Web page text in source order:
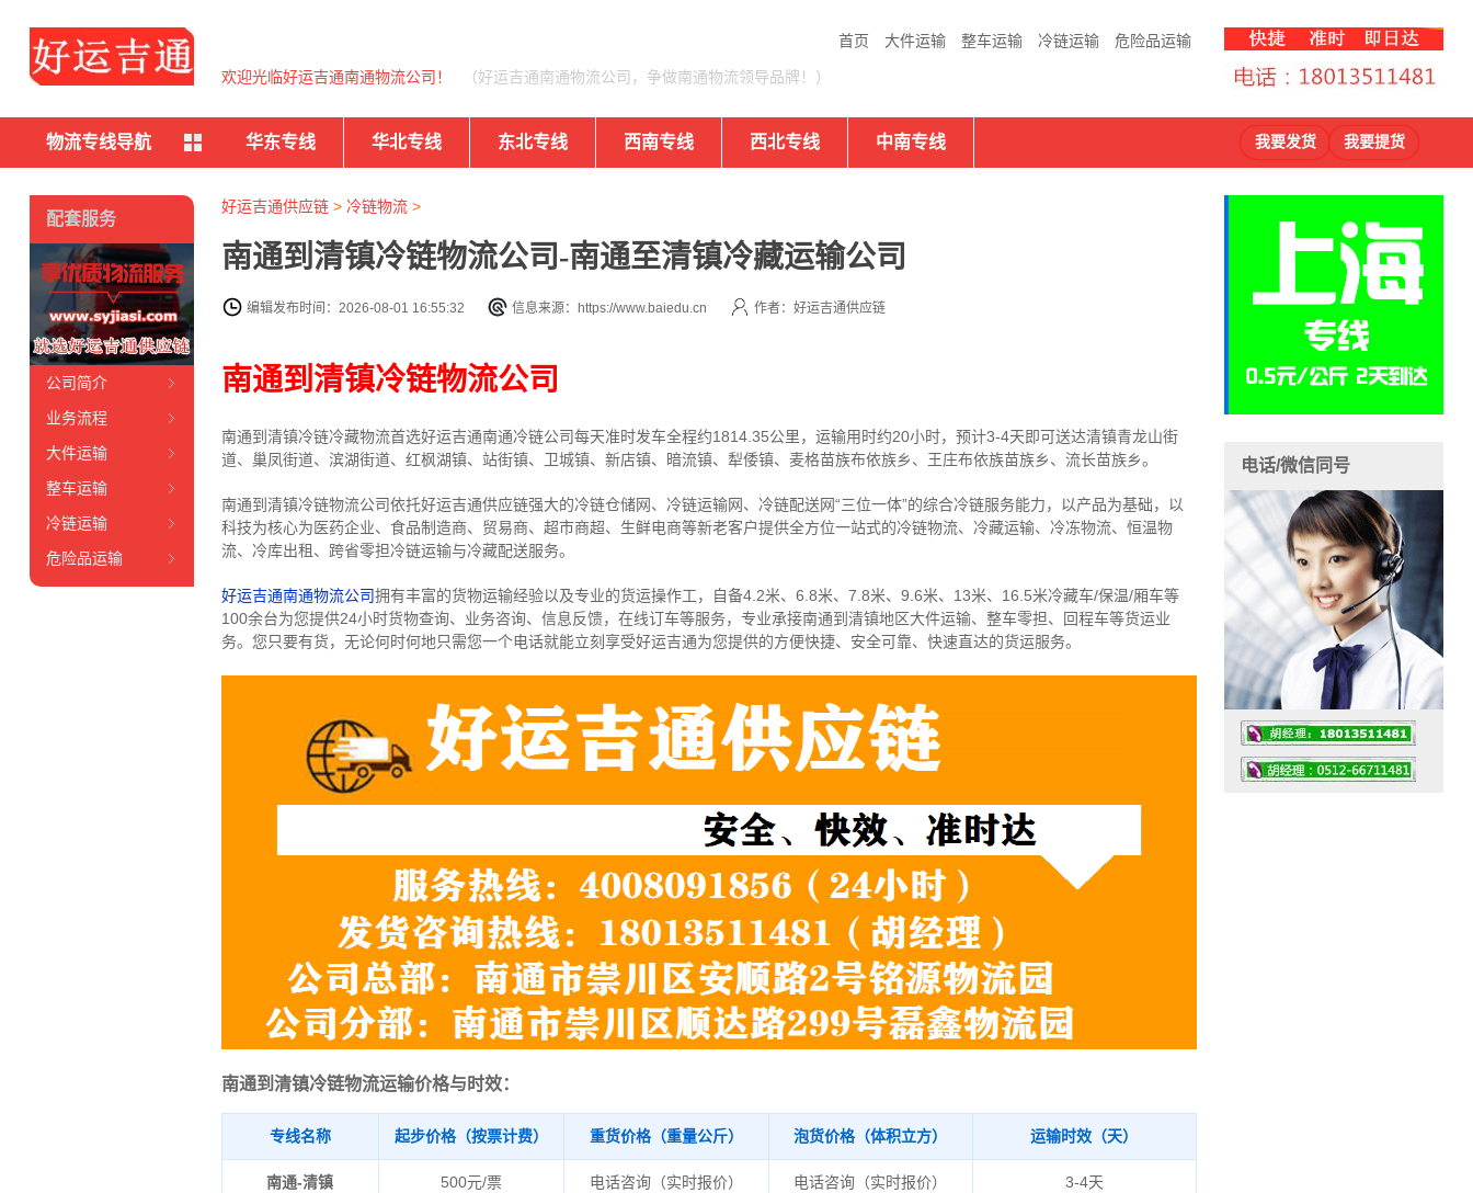
首页 大件运输 整车运输 冷链运输 危险品运输
欢迎光临好运吉通南通物流公司！ （好运吉通南通物流公司，争做南通物流领导品牌！）
物流专线导航 华东专线 华北专线 东北专线 西南专线 西北专线 中南专线 我要发货 我要提货
好运吉通供应链> 冷链物流>
南通到清镇冷链物流公司-南通至清镇冷藏运输公司
编辑发布时间：2026-08-01 16:55:32 信息来源：https://www.baiedu.cn 作者：好运吉通供应链
南通到清镇冷链物流公司
南通到清镇冷链冷藏物流首选好运吉通南通冷链公司每天准时发车全程约1814.35公里，运输用时约20小时，预计3-4天即可送达清镇青龙山街
道、巢凤街道、滨湖街道、红枫湖镇、站街镇、卫城镇、新店镇、暗流镇、犁倭镇、麦格苗族布依族乡、王庄布依族苗族乡、流长苗族乡。
南通到清镇冷链物流公司依托好运吉通供应链强大的冷链仓储网、冷链运输网、冷链配送网“三位一体”的综合冷链服务能力，以产品为基础，以
科技为核心为医药企业、食品制造商、贸易商、超市商超、生鲜电商等新老客户提供全方位一站式的冷链物流、冷藏运输、冷冻物流、恒温物
流、冷库出租、跨省零担冷链运输与冷藏配送服务。
好运吉通南通物流公司拥有丰富的货物运输经验以及专业的货运操作工，自备4.2米、6.8米、7.8米、9.6米、13米、16.5米冷藏车/保温/厢车等
100余台为您提供24小时货物查询、业务咨询、信息反馈，在线订车等服务， 专业承接南通到清镇地区大件运输、整车零担、回程车等货运业
务。 您只要有货，无论何时何地只需您一个电话就能立刻享受好运吉通为您提供的方便快捷、安全可靠、快速直达的货运服务。
南通到清镇冷链物流运输价格与时效：
专线名称 起步价格（按票计费） 重货价格（重量公斤） 泡货价格（体积立方） 运输时效（天）
南通-清镇 500元/票 电话咨询（实时报价） 电话咨询（实时报价） 3-4天
配套服务
公司简介
业务流程
大件运输
整车运输
冷链运输
危险品运输
电话/微信同号